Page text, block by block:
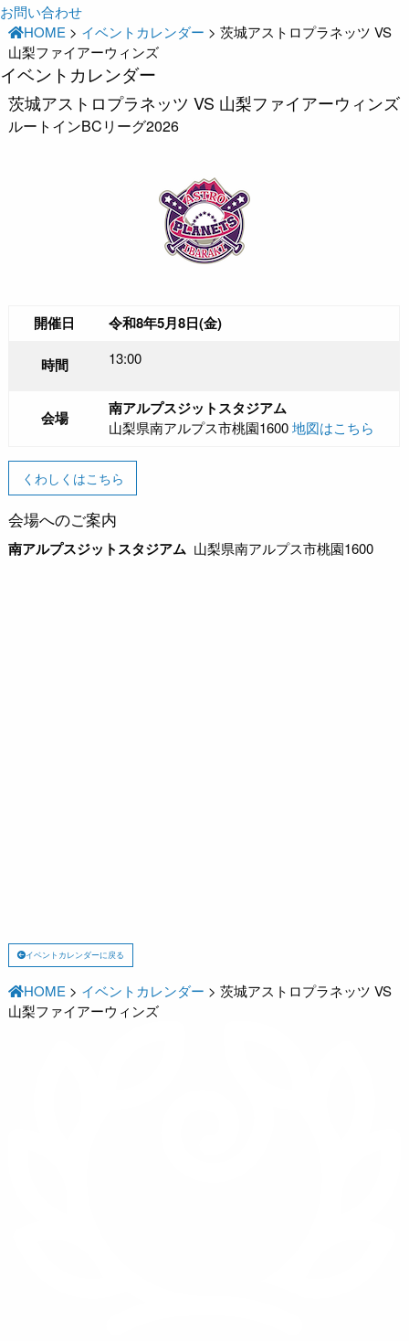
お問い合わせ
HOME > イベントカレンダー >茨城アストロプラネッツ VS
山梨ファイアーウィンズ
イベントカレンダー
茨城アストロプラネッツ VS 山梨ファイアーウィンズ
ルートインBCリーグ2026
開催日 令和8年5月8日(金)
時間 13:00
会場 南アルプスジットスタジアム
山梨県南アルプス市桃園1600地図はこちら
くわしくはこちら
会場へのご案内
南アルプスジットスタジアム 山梨県南アルプス市桃園1600
イベントカレンダーに戻る
HOME > イベントカレンダー >茨城アストロプラネッツ VS
山梨ファイアーウィンズ